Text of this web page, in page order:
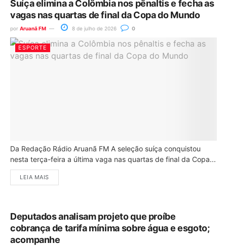
Suíça elimina a Colômbia nos pênaltis e fecha as
vagas nas quartas de final da Copa do Mundo
por Aruanã FM 8 de julho de 2026 0
ESPORTE
Da Redação Rádio Aruanã FM A seleção suíça conquistou
nesta terça-feira a última vaga nas quartas de final da Copa...
LEIA MAIS
Deputados analisam projeto que proíbe
cobrança de tarifa mínima sobre água e esgoto;
acompanhe